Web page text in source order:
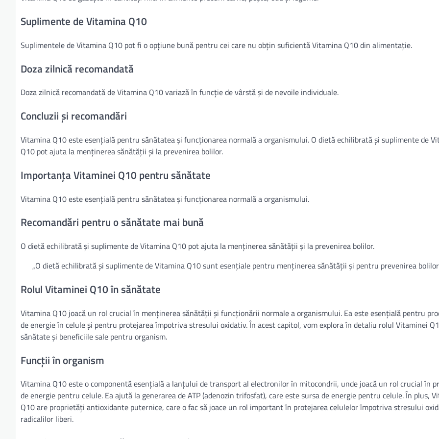
Suplimente de Vitamina Q10
Suplimentele de Vitamina Q10 pot fi o opțiune bună pentru cei care nu obțin suficientă Vitamina Q10 din alimentație.
Doza zilnică recomandată
Doza zilnică recomandată de Vitamina Q10 variază în funcție de vârstă și de nevoile individuale.
Concluzii și recomandări
Vitamina Q10 este esențială pentru sănătatea și funcționarea normală a organismului. O dietă echilibrată și suplimente de
Q10 pot ajuta la menținerea sănătății și la prevenirea bolilor.
Importanța Vitaminei Q10 pentru sănătate
Vitamina Q10 este esențială pentru sănătatea și funcționarea normală a organismului.
Recomandări pentru o sănătate mai bună
O dietă echilibrată și suplimente de Vitamina Q10 pot ajuta la menținerea sănătății și la prevenirea bolilor.
„O dietă echilibrată și suplimente de Vitamina Q10 sunt esențiale pentru menținerea sănătății și pentru prevenirea
Rolul Vitaminei Q10 în sănătate
Vitamina Q10 joacă un rol crucial în menținerea sănătății și funcționării normale a organismului. Ea este esențială pentru
de energie în celule și pentru protejarea împotriva stresului oxidativ. În acest capitol, vom explora în detaliu rolul Vitaminei
sănătate și beneficiile sale pentru organism.
Funcții în organism
Vitamina Q10 este o componentă esențială a lanțului de transport al electronilor în mitocondrii, unde joacă un rol crucial în
de energie pentru celule. Ea ajută la generarea de ATP (adenozin trifosfat), care este sursa de energie pentru celule. În plus,
Q10 are proprietăți antioxidante puternice, care o fac să joace un rol important în protejarea celulelor împotriva stresului
radicalilor liberi.